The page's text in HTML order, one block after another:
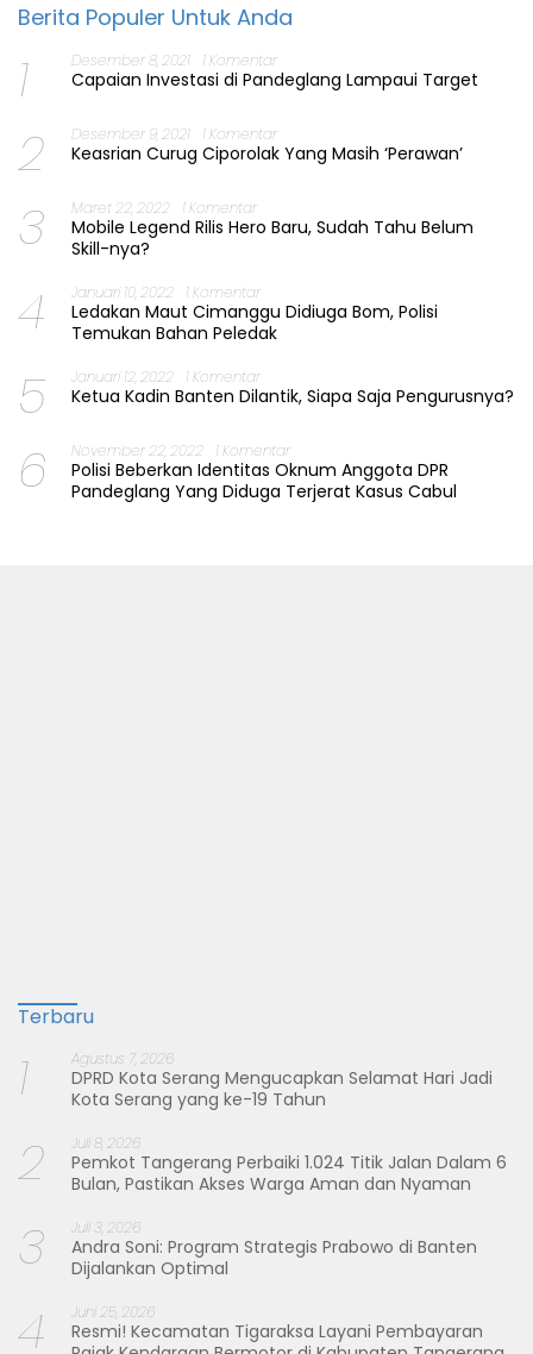
Berita Populer Untuk Anda
1 Desember 8, 2021 1 Komentar
Capaian Investasi di Pandeglang Lampaui Target
2 Desember 9, 2021 1 Komentar
Keasrian Curug Ciporolak Yang Masih ‘Perawan’
3 Maret 22, 2022 1 Komentar
Mobile Legend Rilis Hero Baru, Sudah Tahu Belum
Skill-nya?
4 Januari 10, 2022 1 Komentar
Ledakan Maut Cimanggu Didiuga Bom, Polisi
Temukan Bahan Peledak
5 Januari 12, 2022 1 Komentar
Ketua Kadin Banten Dilantik, Siapa Saja Pengurusnya?
6 November 22, 2022 1 Komentar
Polisi Beberkan Identitas Oknum Anggota DPR
Pandeglang Yang Diduga Terjerat Kasus Cabul
Terbaru
1 Agustus 7, 2026
DPRD Kota Serang Mengucapkan Selamat Hari Jadi
Kota Serang yang ke-19 Tahun
2 Juli 8, 2026
Pemkot Tangerang Perbaiki 1.024 Titik Jalan Dalam 6
Bulan, Pastikan Akses Warga Aman dan Nyaman
3 Juli 3, 2026
Andra Soni: Program Strategis Prabowo di Banten
Dijalankan Optimal
4 Juni 25, 2026
Resmi! Kecamatan Tigaraksa Layani Pembayaran